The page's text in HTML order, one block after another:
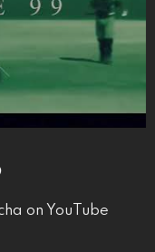
on YouTube